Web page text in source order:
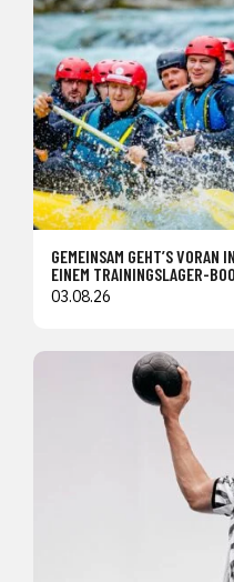
GEMEINSAM GEHT’S VORAN
EINEM TRAININGSLAGER-
03.08.26